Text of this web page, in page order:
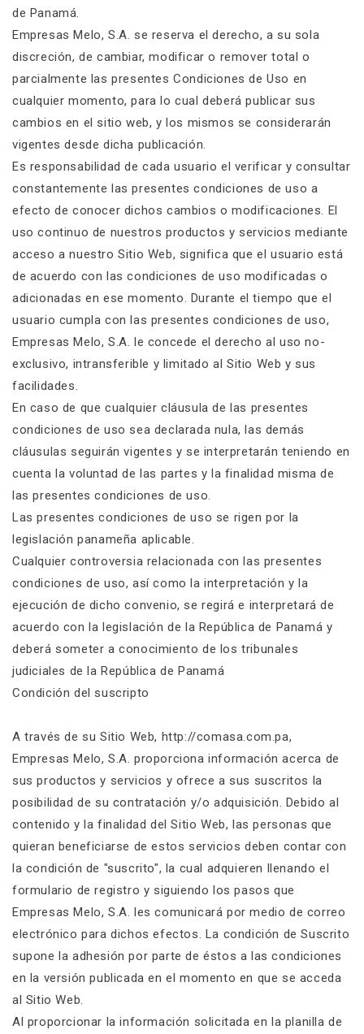
de Panamá.
Empresas Melo, S.A. se reserva el derecho, a su sola
discreción, de cambiar, modificar o remover total o
parcialmente las presentes Condiciones de Uso en
cualquier momento, para lo cual deberá publicar sus
cambios en el sitio web, y los mismos se considerarán
vigentes desde dicha publicación.
Es responsabilidad de cada usuario el verificar y consultar
constantemente las presentes condiciones de uso a
efecto de conocer dichos cambios o modificaciones. El
uso continuo de nuestros productos y servicios mediante
acceso a nuestro Sitio Web, significa que el usuario está
de acuerdo con las condiciones de uso modificadas o
adicionadas en ese momento. Durante el tiempo que el
usuario cumpla con las presentes condiciones de uso,
Empresas Melo, S.A. le concede el derecho al uso no-
exclusivo, intransferible y limitado al Sitio Web y sus
facilidades.
En caso de que cualquier cláusula de las presentes
condiciones de uso sea declarada nula, las demás
cláusulas seguirán vigentes y se interpretarán teniendo en
cuenta la voluntad de las partes y la finalidad misma de
las presentes condiciones de uso.
Las presentes condiciones de uso se rigen por la
legislación panameña aplicable.
Cualquier controversia relacionada con las presentes
condiciones de uso, así como la interpretación y la
ejecución de dicho convenio, se regirá e interpretará de
acuerdo con la legislación de la República de Panamá y
deberá someter a conocimiento de los tribunales
judiciales de la República de Panamá
Condición del suscripto
A través de su Sitio Web, http://comasa.com.pa,
Empresas Melo, S.A. proporciona información acerca de
sus productos y servicios y ofrece a sus suscritos la
posibilidad de su contratación y/o adquisición. Debido al
contenido y la finalidad del Sitio Web, las personas que
quieran beneficiarse de estos servicios deben contar con
la condición de "suscrito", la cual adquieren llenando el
formulario de registro y siguiendo los pasos que
Empresas Melo, S.A. les comunicará por medio de correo
electrónico para dichos efectos. La condición de Suscrito
supone la adhesión por parte de éstos a las condiciones
en la versión publicada en el momento en que se acceda
al Sitio Web.
Al proporcionar la información solicitada en la planilla de